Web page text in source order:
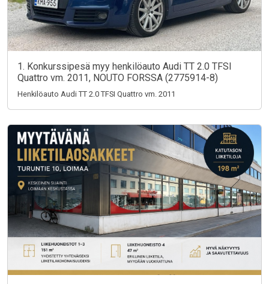
1. Konkurssipesä myy henkilöauto Audi TT 2.0 TFSI
Quattro vm. 2011, NOUTO FORSSA (2775914-8)
Henkilöauto Audi TT 2.0 TFSI Quattro vm. 2011